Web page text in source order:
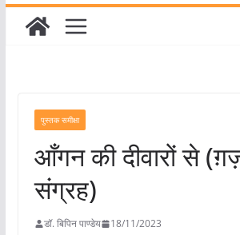
पुस्तक समीक्षा
आँगन की दीवारों से
संग्रह)
डॉ. बिपिन पाण्डेय 18/11/2023